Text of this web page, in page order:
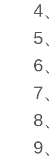
4
5
6
7
8
9